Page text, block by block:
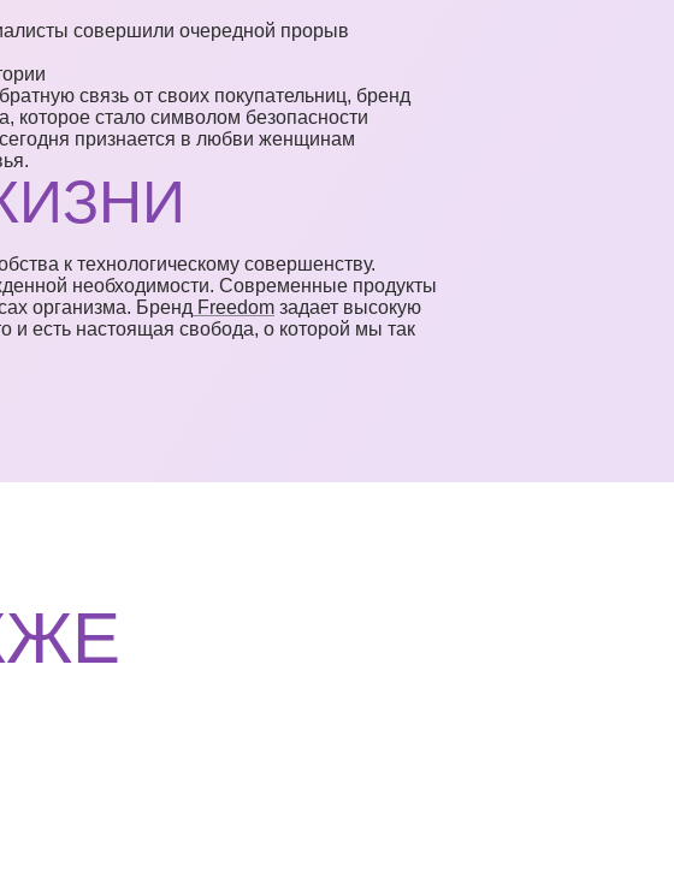
совершили очередной прорыв
связь от своих покупательниц, бренд
которое стало символом безопасности
признается в любви женщинам
к технологическому совершенству.
необходимости. Современные продукты
организма. Бренд Freedom задает высокую
и есть настоящая свобода, о которой мы так